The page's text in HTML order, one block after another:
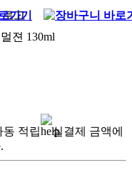
젼 130ml
동 적립
실결제 금액에